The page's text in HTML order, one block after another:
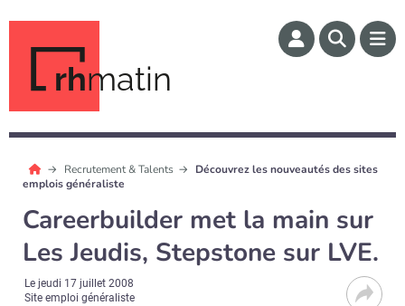
rhmatin
Recrutement & Talents
Découvrez les nouveautés des sites
emplois généraliste
Careerbuilder met la main sur
Les Jeudis, Stepstone sur LVE.
Lejeudi 17 juillet 2008
Site emploi généraliste